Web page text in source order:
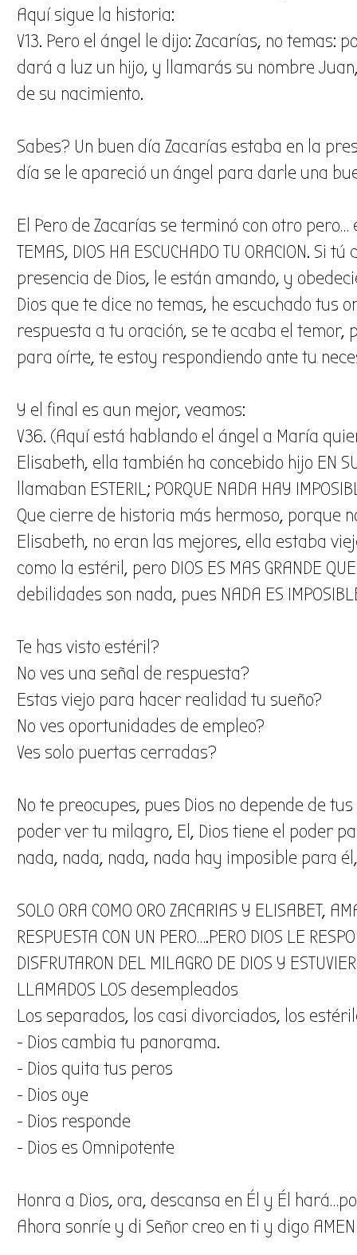
Aquí sigue la historia:
V13. Pero el ángel le dijo: Zacarías, no
dará a luz un hijo, y llamarás su nombre
de su nacimiento.
Sabes? Un buen día Zacarías estaba en la
día se le apareció un ángel para darle una
El Pero de Zacarías se terminó con otro pero…
TEMAS, DIOS HA ESCUCHADO TU ORACION.
presencia de Dios, le están amando, y
Dios que te dice no temas, he escuchado tus
respuesta a tu oración, se te acaba el temor,
para oírte, te estoy respondiendo ante tu
Y el final es aun mejor, veamos:
V36. (Aquí está hablando el ángel a María
Elisabeth, ella también ha concebido hijo EN
llamaban ESTERIL; PORQUE NADA HAY
Que cierre de historia más hermoso, porque
Elisabeth, no eran las mejores, ella estaba
como la estéril, pero DIOS ES MAS GRANDE
debilidades son nada, pues NADA ES
Te has visto estéril?
No ves una señal de respuesta?
Estas viejo para hacer realidad tu sueño?
No ves oportunidades de empleo?
Ves solo puertas cerradas?
No te preocupes, pues Dios no depende de
poder ver tu milagro, El, Dios tiene el poder
nada, nada, nada, nada hay imposible para él,
SOLO ORA COMO ORO ZACARIAS Y ELISABET,
RESPUESTA CON UN PERO….PERO DIOS LE
DISFRUTARON DEL MILAGRO DE DIOS Y
LLAMADOS LOS desempleados
Los separados, los casi divorciados, los
- Dios cambia tu panorama.
- Dios quita tus peros
- Dios oye
- Dios responde
- Dios es Omnipotente
​Honra a Dios, ora, descansa en Él y Él
​Ahora sonríe y di Señor creo en ti y digo